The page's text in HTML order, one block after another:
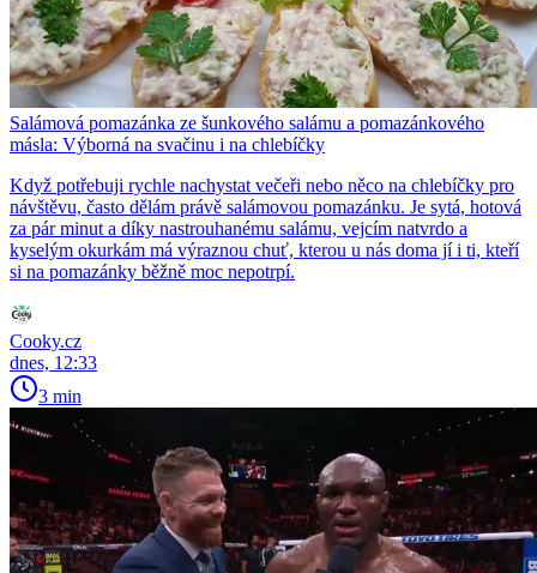
Salámová pomazánka ze šunkového salámu a pomazánkového
másla: Výborná na svačinu i na chlebíčky
Když potřebuji rychle nachystat večeři nebo něco na chlebíčky pro
návštěvu, často dělám právě salámovou pomazánku. Je sytá, hotová
za pár minut a díky nastrouhanému salámu, vejcím natvrdo a
kyselým okurkám má výraznou chuť, kterou u nás doma jí i ti, kteří
si na pomazánky běžně moc nepotrpí.
Cooky.cz
dnes, 12:33
3 min